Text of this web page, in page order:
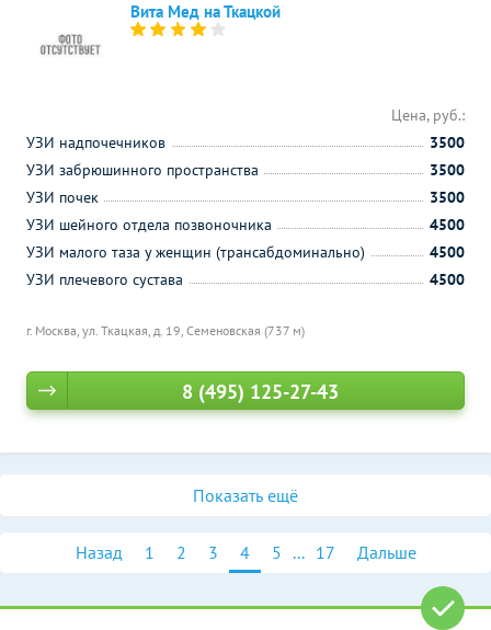
Вита Мед на Ткацкой
г. Москва, ул. Ткацкая, д. 19, Семеновская (737 м)
Цена, руб.:
УЗИ надпочечников
3500
УЗИ забрюшинного пространства
3500
УЗИ почек
3500
УЗИ шейного отдела позвоночника
4500
УЗИ малого таза у женщин (трансабдоминально)
4500
УЗИ плечевого сустава
4500
8 (495) 125-27-43
Показать ещё
Назад 1 2 3 4 5 ... 17 Дальше